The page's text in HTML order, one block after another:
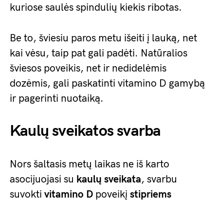
kuriose saulės spindulių kiekis ribotas.
Be to, šviesiu paros metu išeiti į lauką, net
kai vėsu, taip pat gali padėti. Natūralios
šviesos poveikis, net ir nedidelėmis
dozėmis, gali paskatinti vitamino D gamybą
ir pagerinti nuotaiką.
Kaulų sveikatos svarba
Nors šaltasis metų laikas ne iš karto
asocijuojasi su kaulų sveikata, svarbu
suvokti vitamino D poveikį stipriems